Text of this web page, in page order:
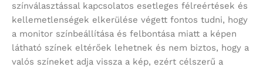
színválasztással kapcsolatos esetleges félreértések és
kellemetlenségek elkerülése végett fontos tudni, hogy
a monitor színbeállítása és felbontása miatt a képen
látható színek eltérőek lehetnek és nem biztos, hogy a
valós színeket adja vissza a kép, ezért célszerű a